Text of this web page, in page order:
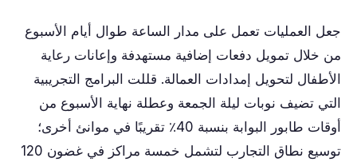
جعل العمليات تعمل على مدار الساعة طوال أيام الأسبوع
من خلال تمويل دفعات إضافية مستهدفة وإعانات رعاية
الأطفال لتحويل إمدادات العمالة. قللت البرامج التجريبية
التي تضيف نوبات ليلة الجمعة وعطلة نهاية الأسبوع من
أوقات طابور البوابة بنسبة 40٪ تقريبًا في موانئ أخرى؛
توسيع نطاق التجارب لتشمل خمسة مراكز في غضون 120